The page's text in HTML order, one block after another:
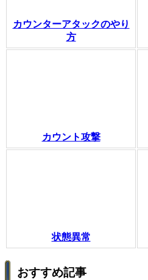
カウンターアタックのやり
方
カウント攻撃
状態異常
おすすめ記事